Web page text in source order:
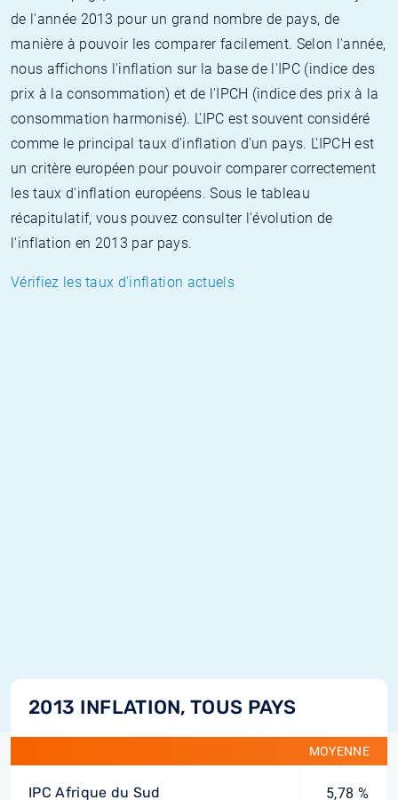
de l'année 2013 pour un grand nombre de pays, de
manière à pouvoir les comparer facilement. Selon l'année,
nous affichons l'inflation sur la base de l'IPC (indice des
prix à la consommation) et de l'IPCH (indice des prix à la
consommation harmonisé). L'IPC est souvent considéré
comme le principal taux d'inflation d'un pays. L'IPCH est
un critère européen pour pouvoir comparer correctement
les taux d'inflation européens. Sous le tableau
récapitulatif, vous pouvez consulter l'évolution de
l'inflation en 2013 par pays.
Vérifiez les taux d'inflation actuels
2013 INFLATION, TOUS PAYS
MOYENNE
IPC Afrique du Sud 5,78 %